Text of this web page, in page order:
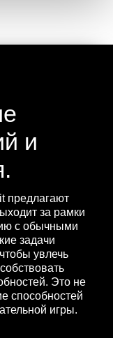
и
предлагают
за рамки
с обычными
задачи
увлечь
Это не
способностей
игры.